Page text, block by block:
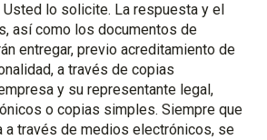
lo solicite. La respuesta y el
así como los documentos de
entregar, previo acreditamiento de
a través de copias
y su representante legal,
o copias simples. Siempre que
a través de medios electrónicos, se